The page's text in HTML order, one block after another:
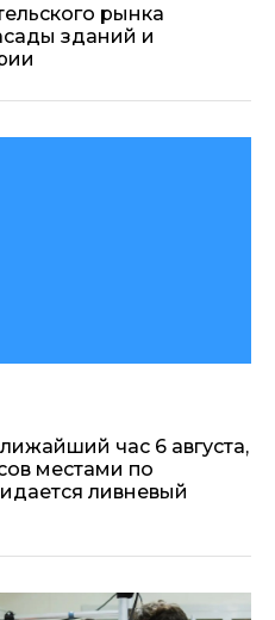
рынка
зданий и
час 6 августа,
местами по
ливневый